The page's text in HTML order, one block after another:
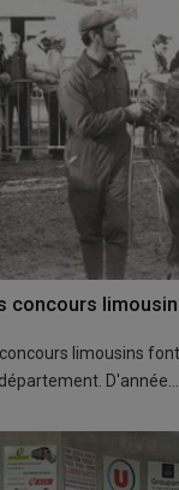
concours
limousins
D'année…